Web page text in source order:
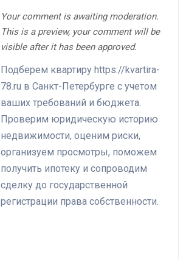
Your comment is awaiting moderation.
This is a preview, your comment will be
visible after it has been approved.
Подберем квартиру https://kvartira-
78.ru в Санкт-Петербурге с учетом
ваших требований и бюджета.
Проверим юридическую историю
недвижимости, оценим риски,
организуем просмотры, поможем
получить ипотеку и сопроводим
сделку до государственной
регистрации права собственности.